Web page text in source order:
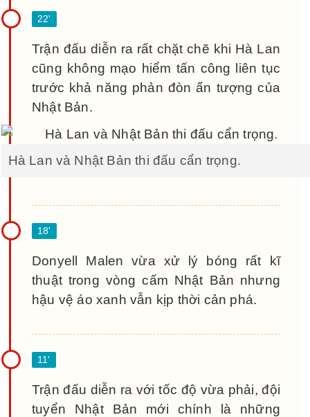
Trận đấu diễn ra rất chặt chẽ khi Hà Lan
cũng không mạo hiểm tấn công liên tục
trước khả năng phản đòn ấn tượng của
Nhật Bản.
Hà Lan và Nhật Bản thi đấu cẩn trọng.
Donyell Malen vừa xử lý bóng rất kĩ
thuật trong vòng cấm Nhật Bản nhưng
hậu vệ áo xanh vẫn kịp thời cản phá.
Trận đấu diễn ra với tốc độ vừa phải, đội
tuyển Nhật Bản mới chính là những